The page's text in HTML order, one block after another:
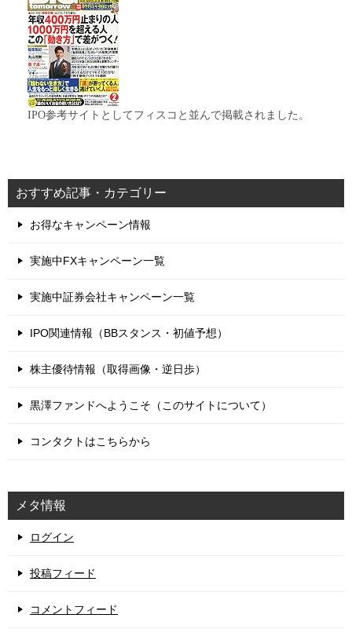
IPO参考サイトとしてフィスコと並んで掲載されました。
おすすめ記事・カテゴリー
お得なキャンペーン情報
実施中FXキャンペーン一覧
実施中証券会社キャンペーン一覧
IPO関連情報（BBスタンス・初値予想）
株主優待情報（取得画像・逆日歩）
黒澤ファンドへようこそ（このサイトについて）
コンタクトはこちらから
メタ情報
ログイン
投稿フィード
コメントフィード